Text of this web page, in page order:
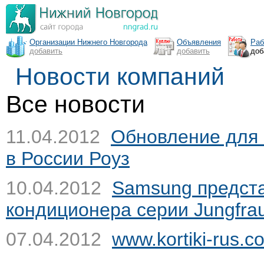
Организации Нижнего Новгорода
добавить
Объявления
добавить
Новости компаний
Все новости
11.04.2012 Обновление для
в России Роуз
10.04.2012 Samsung
кондиционера серии
07.04.2012 www.kortiki-